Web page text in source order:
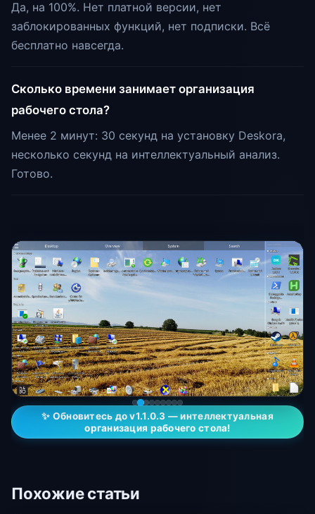
Да, на 100%. Нет платной версии, нет
заблокированных функций, нет подписки. Всё
бесплатно навсегда.
Сколько времени занимает организация
рабочего стола?
Менее 2 минут: 30 секунд на установку Deskora,
несколько секунд на интеллектуальный анализ.
Готово.
✨ Обновитесь до v1.1.0.3 — интеллектуальная
организация рабочего стола!
Похожие статьи